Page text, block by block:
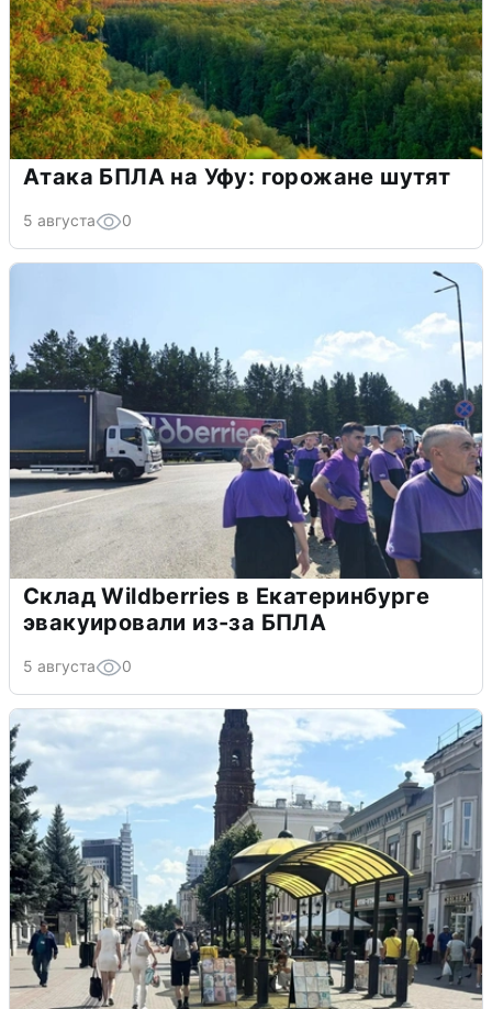
Атака БПЛА на Уфу: горожане шутят
5 августа 0
Склад Wildberries в Екатеринбурге
эвакуировали из-за БПЛА
5 августа 0